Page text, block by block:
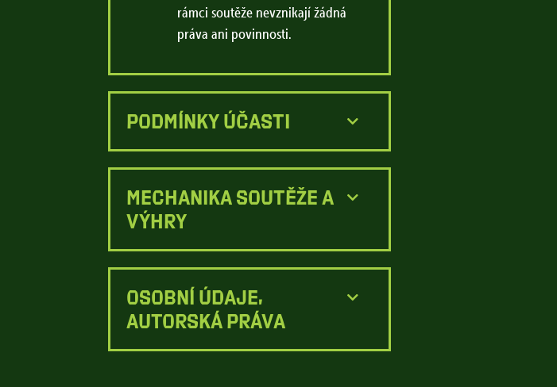
rámci soutěže nevznikají žádná
práva ani povinnosti.
PODMÍNKY ÚČASTI
MECHANIKA SOUTĚŽE A
VÝHRY
OSOBNÍ ÚDAJE,
AUTORSKÁ PRÁVA